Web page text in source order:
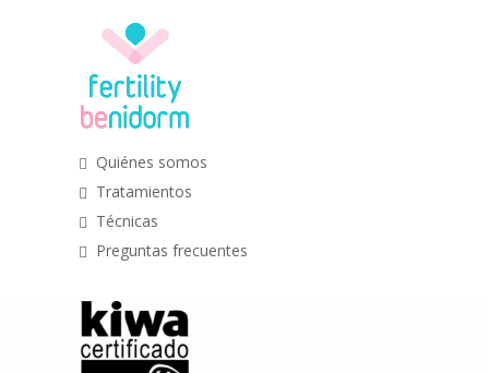
Quiénes somos
Tratamientos
Técnicas
Preguntas frecuentes